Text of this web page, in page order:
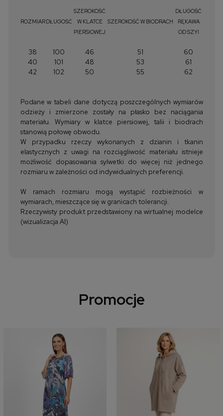
ROZMIARDŁUGOŚĆ
SZEROKOŚĆ
W KLATCE
PIERSIOWEJ
SZEROKOŚĆ W BIODRACH
DŁUGOŚĆ
RĘKAWA
OD SZYI
38 100 46 51
60
40
101 48 53
61
42
102 50 55 62
Podane w tabeli dane dotyczą poszczególnych wymiarów
odzieży i zmierzone zostały na płasko bez naciągania
materiału. Wymiary w klatce piersiowej, talii i biodrach
stanowią połowę obwodu.
W przypadku rzeczy wykonanych z dzianin i tkanin
elastycznych z uwagi na rozciągliwość materiału istnieje
możliwość dopasowania sylwetki do więcej niż jednego
rozmiaru w zależności od indywidualnych preferencji.
W ramach rozmiaru mogą wystąpić rozbieżności w
wymiarach, mieszczące się w granicach tolerancji.
Rzeczywisty produkt przedstawiony na wirtualnej modelce
(wizualizacja AI)
Promocje